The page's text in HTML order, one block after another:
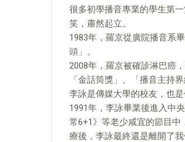
很多初學播音專業的學生第
笑，肅然起立。
1983年，羅京從廣院播音系
頭」。
2008年，羅京被確診淋巴癌
「金話筒獎」、「播音主持
李詠是傳媒大學的校友，也是
1991年，李詠畢業後進入中
常6+1》等老少咸宜的節目
療後，李詠最終還是離開了我